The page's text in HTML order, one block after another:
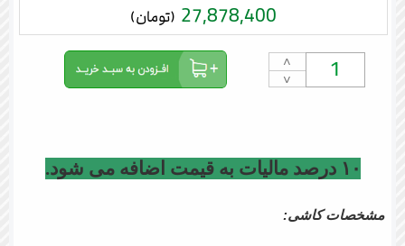
27,878,400 (تومان)
˄
˅
۱۰ درصد مالیات به قیمت اضافه می شود.
مشخصات کاشی: